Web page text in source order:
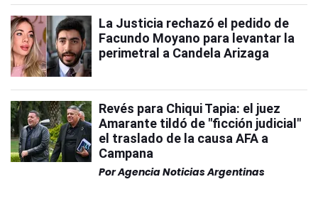
La Justicia rechazó el pedido de
Facundo Moyano para levantar la
perimetral a Candela Arizaga
Revés para Chiqui Tapia: el juez
Amarante tildó de "ficción judicial"
el traslado de la causa AFA a
Campana
PorAgencia Noticias Argentinas